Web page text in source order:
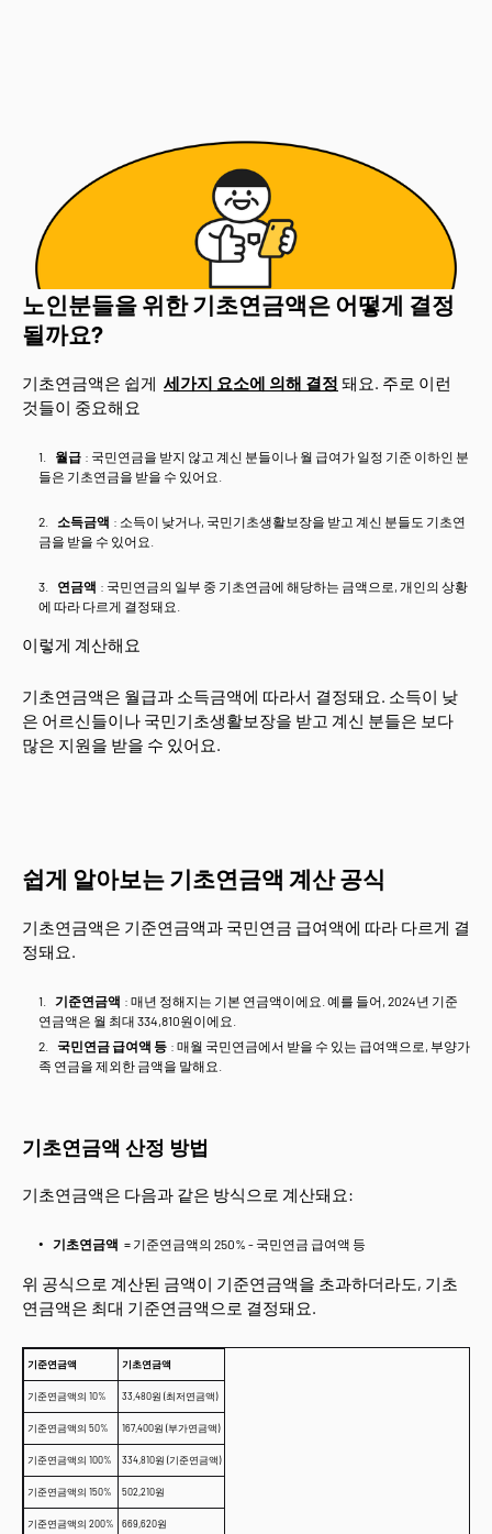
노인분들을 위한 기초연금액은 어떻게 결정
될까요?
기초연금액은 쉽게 세가지 요소에 의해 결정 돼요. 주로 이런
것들이 중요해요
월급 : 국민연금을 받지 않고 계신 분들이나 월 급여가 일정 기준 이하인 분
들은 기초연금을 받을 수 있어요.
소득금액 : 소득이 낮거나, 국민기초생활보장을 받고 계신 분들도 기초연
금을 받을 수 있어요.
연금액 : 국민연금의 일부 중 기초연금에 해당하는 금액으로, 개인의 상황
에 따라 다르게 결정돼요.
이렇게 계산해요
기초연금액은 월급과 소득금액에 따라서 결정돼요. 소득이 낮
은 어르신들이나 국민기초생활보장을 받고 계신 분들은 보다
많은 지원을 받을 수 있어요.
쉽게 알아보는 기초연금액 계산 공식
기초연금액은 기준연금액과 국민연금 급여액에 따라 다르게 결
정돼요.
기준연금액 : 매년 정해지는 기본 연금액이에요. 예를 들어, 2024년 기준
연금액은 월 최대 334,810원이에요.
국민연금 급여액 등 : 매월 국민연금에서 받을 수 있는 급여액으로, 부양가
족 연금을 제외한 금액을 말해요.
기초연금액 산정 방법
기초연금액은 다음과 같은 방식으로 계산돼요:
기초연금액 = 기준연금액의 250% - 국민연금 급여액 등
위 공식으로 계산된 금액이 기준연금액을 초과하더라도, 기초
연금액은 최대 기준연금액으로 결정돼요.
기준연금액 기초연금액
기준연금액의 10% 33,480원 (최저연금액)
기준연금액의 50% 167,400원 (부가연금액)
기준연금액의 100% 334,810원 (기준연금액)
기준연금액의 150% 502,210원
기준연금액의 200% 669,620원